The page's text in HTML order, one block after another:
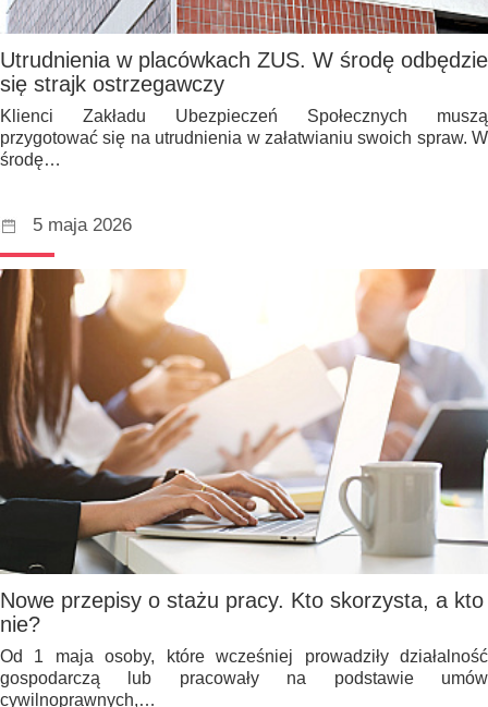
Utrudnienia w placówkach ZUS. W środę odbędzie
się strajk ostrzegawczy
Klienci Zakładu Ubezpieczeń Społecznych muszą
przygotować się na utrudnienia w załatwianiu swoich spraw. W
środę…
5 maja 2026
Nowe przepisy o stażu pracy. Kto skorzysta, a kto
nie?
Od 1 maja osoby, które wcześniej prowadziły działalność
gospodarczą lub pracowały na podstawie umów
cywilnoprawnych,…